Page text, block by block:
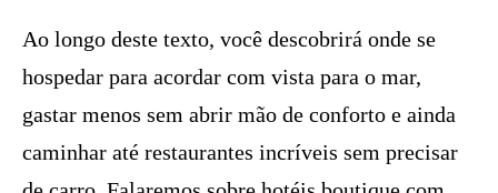
Ao longo deste texto, você descobrirá onde se
hospedar para acordar com vista para o mar,
gastar menos sem abrir mão de conforto e ainda
caminhar até restaurantes incríveis sem precisar